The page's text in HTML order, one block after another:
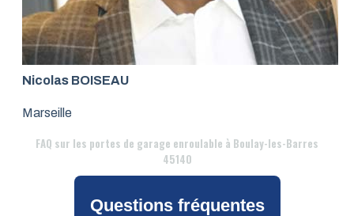
Nicolas BOISEAU
Marseille
FAQ sur les portes de garage enroulable à Boulay-les-Barres
45140
Questions fréquentes